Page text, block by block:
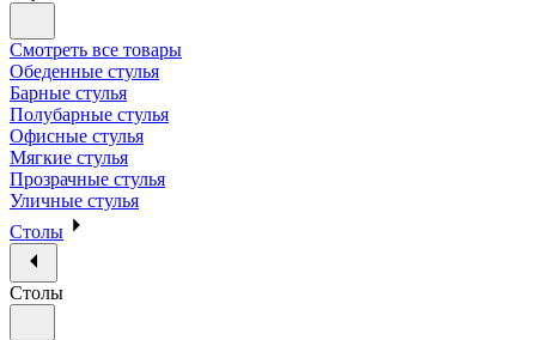
Смотреть все товары
Обеденные стулья
Барные стулья
Полубарные стулья
Офисные стулья
Мягкие стулья
Прозрачные стулья
Уличные стулья
Столы
Столы